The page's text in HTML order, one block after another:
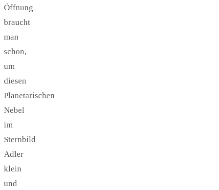
Öffnung
braucht
man
schon,
um
diesen
Planetarischen
Nebel
im
Sternbild
Adler
klein
und